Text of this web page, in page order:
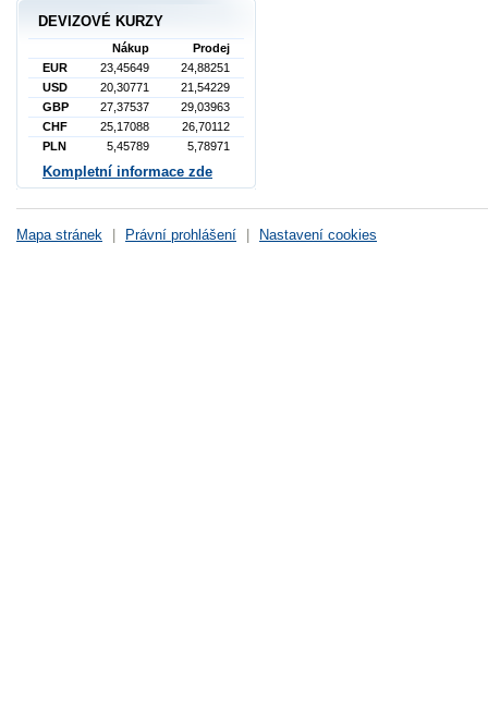
DEVIZOVÉ KURZY
Nákup
Prodej
EUR
23,45649
24,88251
USD
20,30771
21,54229
GBP
27,37537
29,03963
CHF
25,17088
26,70112
PLN
5,45789 5,78971
Kompletní informace zde
Mapa stránek Právní prohlášení Nastavení cookies